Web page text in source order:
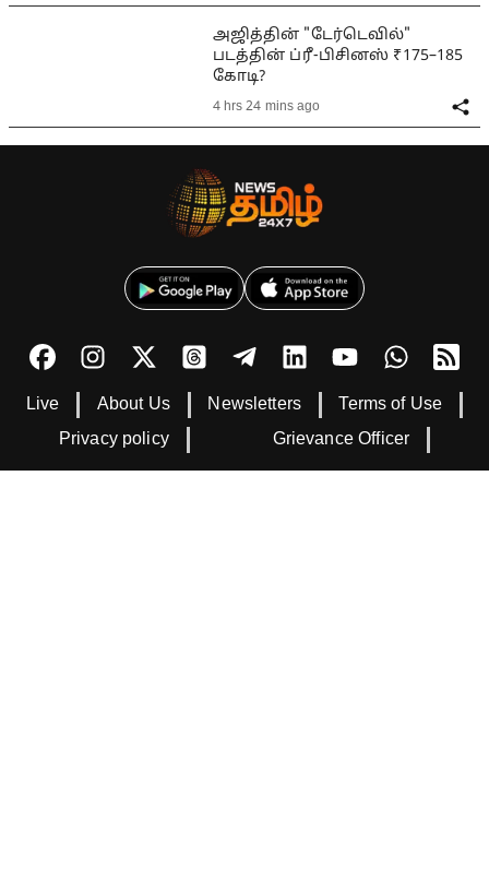
அஜித்தின் "டேர்டெவில்"
படத்தின் ப்ரீ-பிசினஸ் ₹175–185
கோடி?
4 hrs 24 mins ago
Live About Us Newsletters
Terms of Use
Privacy policy
Grievance Officer